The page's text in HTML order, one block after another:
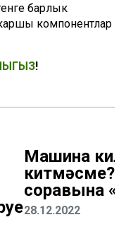
барлык
компонентлар
!
Машина
китмәсме?
соравына
28.12.2022